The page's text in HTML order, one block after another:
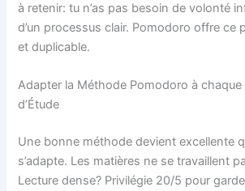
à retenir: tu n’as pas besoin de volonté
d’un processus clair. Pomodoro offre ce
et duplicable.
Adapter la Méthode Pomodoro à
d’Étude
Une bonne méthode devient excellente
s’adapte. Les matières ne se travaillent
Lecture dense? Privilégie 20/5 pour